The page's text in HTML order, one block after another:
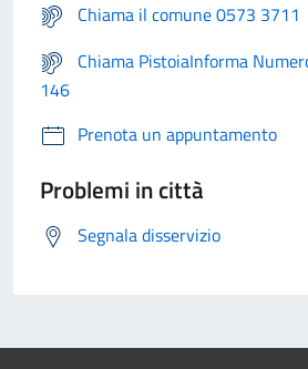
Chiama il comune 0573 3711
Chiama PistoiaInforma
146
Prenota un appuntamento
Problemi in città
Segnala disservizio